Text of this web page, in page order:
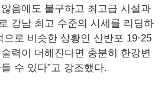
음에도 불구하고 최고급 시설과
강남 최고 수준의 시세를 리딩하
로 비슷한 상황인 신반포 19·25
력이 더해진다면 충분히 한강변
수 있다”고 강조했다.